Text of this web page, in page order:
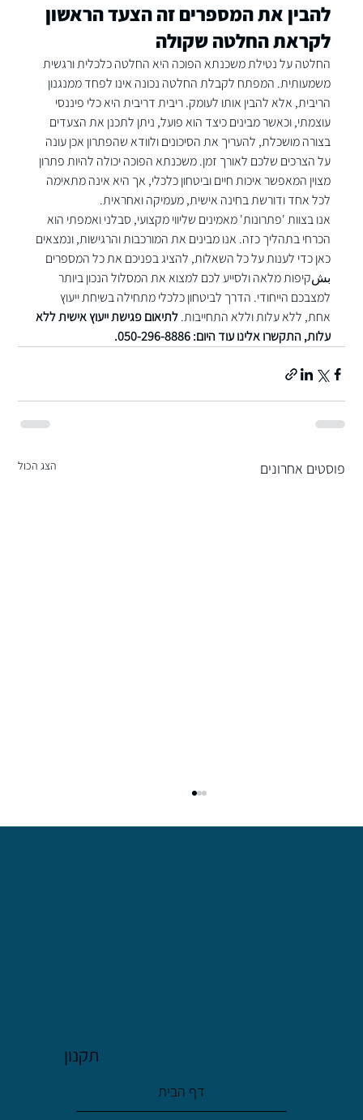
להבין את המספרים זה הצעד הראשון
לקראת החלטה שקולה
החלטה על נטילת משכנתא הפוכה היא החלטה כלכלית ורגשית
משמעותית. המפתח לקבלת החלטה נכונה אינו לפחד ממנגנון
הריבית, אלא להבין אותו לעומק. ריבית דריבית היא כלי פיננסי
עוצמתי, וכאשר מבינים כיצד הוא פועל, ניתן לתכנן את הצעדים
בצורה מושכלת, להעריך את הסיכונים ולוודא שהפתרון אכן עונה
על הצרכים שלכם לאורך זמן. משכנתא הפוכה יכולה להיות פתרון
מצוין המאפשר איכות חיים וביטחון כלכלי, אך היא אינה מתאימה
לכל אחד ודורשת בחינה אישית, מעמיקה ואחראית.
אנו בצוות 'פתרונות' מאמינים שליווי מקצועי, סבלני ואמפתי הוא
הכרחי בתהליך כזה. אנו מבינים את המורכבות והרגישות, ונמצאים
כאן כדי לענות על כל השאלות, להציג בפניכם את כל המספרים
بشקיפות מלאה ולסייע לכם למצוא את המסלול הנכון ביותר
למצבכם הייחודי. הדרך לביטחון כלכלי מתחילה בשיחת ייעוץ
אחת, ללא עלות וללא התחייבות. לתיאום פגישת ייעוץ אישית ללא
עלות, התקשרו אלינו עוד היום: 050-296-8886.
פוסטים אחרונים הצג הכול
תקנון
דף הבית